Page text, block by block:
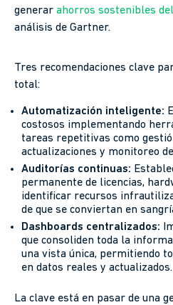
generar ahorros sostenibles
análisis de Gartner.
Tres recomendaciones clave
total:
Automatización inteligente:
costosos implementando
tareas repetitivas como
actualizaciones y monitoreo
Auditorías continuas:
permanente de licencias,
identificar recursos
de que se conviertan en
Dashboards centralizados:
que consoliden toda la
una vista única, permitiendo
en datos reales y actualizados.
La clave está en pasar de una